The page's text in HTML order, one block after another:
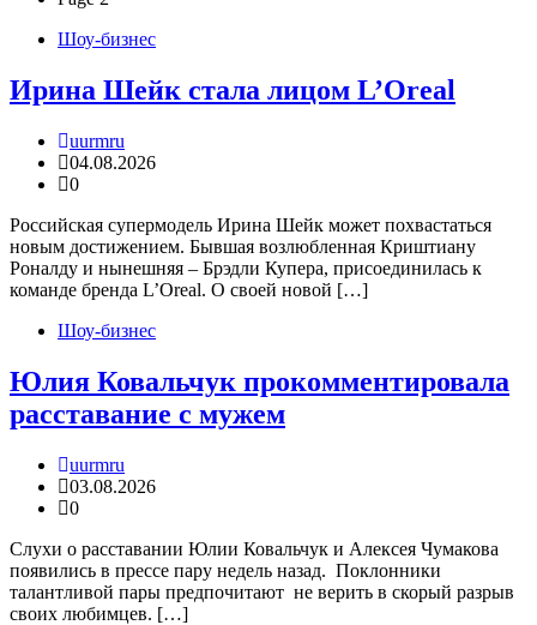
Шоу-бизнес
Ирина Шейк стала лицом L’Oreal
uurmru
04.08.2026
0
Российская супермодель Ирина Шейк может похвастаться
новым достижением. Бывшая возлюбленная Криштиану
Роналду и нынешняя – Брэдли Купера, присоединилась к
команде бренда L’Oreal. О своей новой […]
Шоу-бизнес
Юлия Ковальчук прокомментировала
расставание с мужем
uurmru
03.08.2026
0
Слухи о расставании Юлии Ковальчук и Алексея Чумакова
появились в прессе пару недель назад. Поклонники
талантливой пары предпочитают не верить в скорый разрыв
своих любимцев. […]